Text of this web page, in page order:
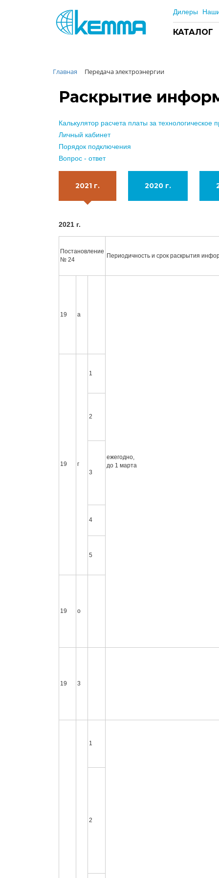
Дилеры
КАТАЛОГ
Каталог
О заводе
Контакты
Дилеры
Наши проекты
Мероприятия при НМУ
Предложения к зачёту
Партнеры
Личный кабинет
Главная Передача электроэнергии
Раскрытие
Калькулятор расчета платы за технологическое
Личный кабинет
Порядок подключения
Вопрос - ответ
2021 г. 2020 г.
2021 г.
Постановление
№ 24
Периодичность и срок раскрытия
19 а
ежегодно,
до 1 марта
19 г
1
2
3
4
5
19 о
19 3
1
2